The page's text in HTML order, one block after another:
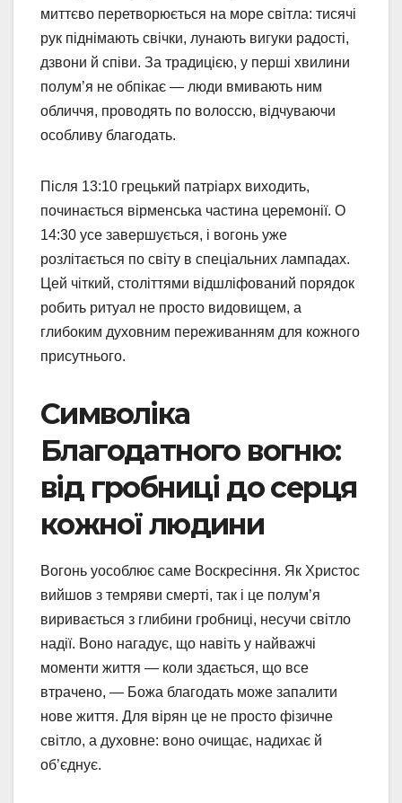
миттєво перетворюється на море світла: тисячі
рук піднімають свічки, лунають вигуки радості,
дзвони й співи. За традицією, у перші хвилини
полум’я не обпікає — люди вмивають ним
обличчя, проводять по волоссю, відчуваючи
особливу благодать.
Після 13:10 грецький патріарх виходить,
починається вірменська частина церемонії. О
14:30 усе завершується, і вогонь уже
розлітається по світу в спеціальних лампадах.
Цей чіткий, століттями відшліфований порядок
робить ритуал не просто видовищем, а
глибоким духовним переживанням для кожного
присутнього.
Символіка
Благодатного вогню:
від гробниці до серця
кожної людини
Вогонь уособлює саме Воскресіння. Як Христос
вийшов з темряви смерті, так і це полум’я
виривається з глибини гробниці, несучи світло
надії. Воно нагадує, що навіть у найважчі
моменти життя — коли здається, що все
втрачено, — Божа благодать може запалити
нове життя. Для вірян це не просто фізичне
світло, а духовне: воно очищає, надихає й
об’єднує.